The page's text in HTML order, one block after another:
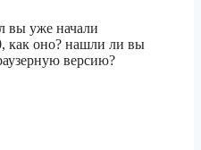
вы уже начали
как оно? нашли ли вы
версию?